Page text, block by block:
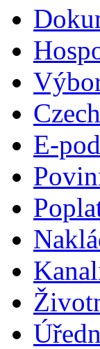
E-